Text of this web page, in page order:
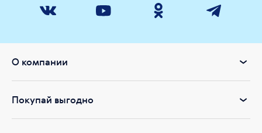
О компании
Покупай выгодно